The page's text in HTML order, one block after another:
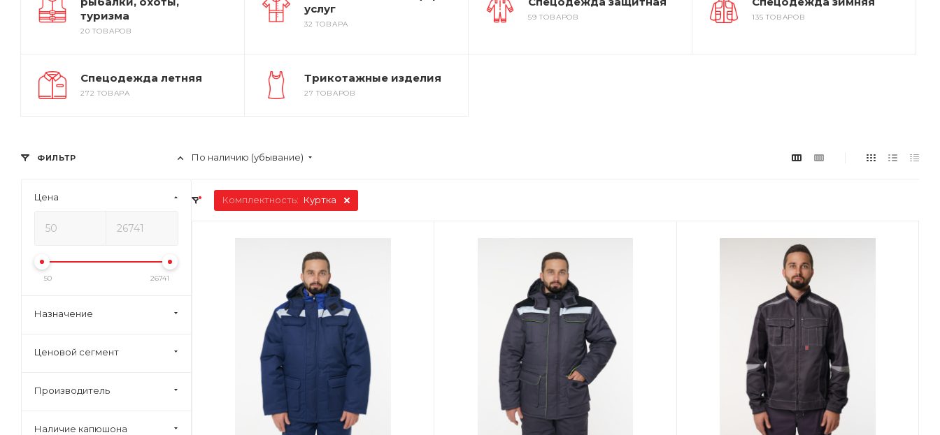
туризма
20 ТОВАРОВ
услуг
32 ТОВАРА
59 ТОВАРОВ 135 ТОВАРОВ
Спецодежда летняя
272 ТОВАРА
Трикотажные изделия
27 ТОВАРОВ
По наличию (убывание)
Комплектность: Куртка
ФИЛЬТР
Цена
50 26741
Назначение
Ценовой сегмент
Производитель
Наличие капюшона